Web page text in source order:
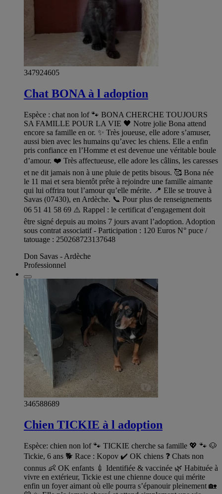
347924605
Chat BONA à l adoption
Espèce : chat non lof 🐾 BONA CHERCHE TOUJOURS
SA FAMILLE POUR LA VIE 🖤 Notre jolie Bona attend
encore sa famille en or. ✨ Très joueuse, elle adore s’amuser,
aussi bien avec les humains qu’avec les chiens. Elle a enfin
pris confiance en l’Homme et est devenue une véritable boule
d’amour. ❤️ Très affectueuse, elle adore les câlins, les caresses
et ne dit jamais non à une pluie de petits bisous. 🥰 Bona née
le 11 mai et sera bientôt prête à rejoindre une famille aimante
qui lui offrira tout l’amour qu’elle mérite. 📍 Elle se trouve à
Savas (07430), en Ardèche. 📞 Pour plus de renseignements
06 51 41 58 69 ⚠️ Rappel : le certificat d’engagement doit
être signé depuis au moins 7 jours avant l’adoption. Adoption
sous contrat associatif - Participation : 120 Euros N° puce /
tatouage : 250268723137648
Don Savas - Ardèche
Professionnel
346588689
Chien TICKIE à l adoption
Espèce: chien non lof 🐾 TICKIE cherche sa famille 💖 🐾 🐶
Tickie, 6 ans 🐕 Race : Kopov ✔️ OK chiens ❓ Chats non
connus 👶 OK enfants 💉 Identifiée & vaccinée 🌿 Habituée à
vivre en extérieur, Tickie est une chienne douce qui mérite
enfin un foyer aimant où elle pourra s’épanouir pleinement 🏡